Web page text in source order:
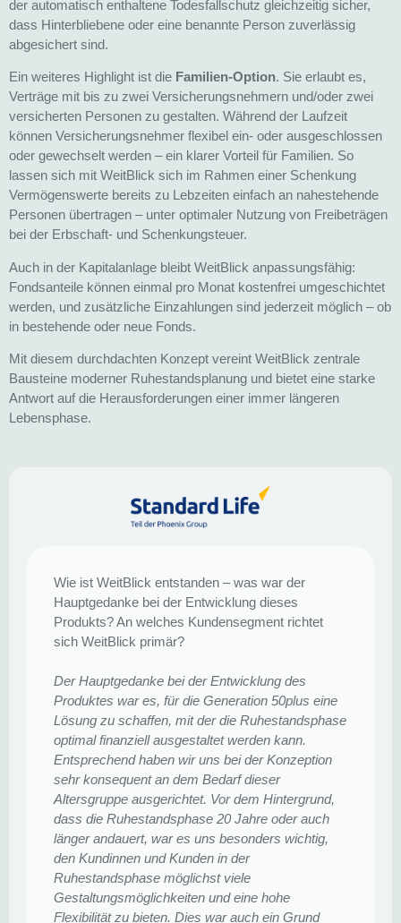
der automatisch enthaltene Todesfallschutz gleichzeitig sicher,
dass Hinterbliebene oder eine benannte Person zuverlässig
abgesichert sind.
Ein weiteres Highlight ist die Familien-Option. Sie erlaubt es,
Verträge mit bis zu zwei Versicherungsnehmern und/oder zwei
versicherten Personen zu gestalten. Während der Laufzeit
können Versicherungsnehmer flexibel ein- oder ausgeschlossen
oder gewechselt werden – ein klarer Vorteil für Familien. So
lassen sich mit WeitBlick sich im Rahmen einer Schenkung
Vermögenswerte bereits zu Lebzeiten einfach an nahestehende
Personen übertragen – unter optimaler Nutzung von Freibeträgen
bei der Erbschaft- und Schenkungsteuer.
Auch in der Kapitalanlage bleibt WeitBlick anpassungsfähig:
Fondsanteile können einmal pro Monat kostenfrei umgeschichtet
werden, und zusätzliche Einzahlungen sind jederzeit möglich – ob
in bestehende oder neue Fonds.
Mit diesem durchdachten Konzept vereint WeitBlick zentrale
Bausteine moderner Ruhestandsplanung und bietet eine starke
Antwort auf die Herausforderungen einer immer längeren
Lebensphase.
Wie ist WeitBlick entstanden – was war der
Hauptgedanke bei der Entwicklung dieses
Produkts? An welches Kundensegment richtet
sich WeitBlick primär?
Der Hauptgedanke bei der Entwicklung des
Produktes war es, für die Generation 50plus eine
Lösung zu schaffen, mit der die Ruhestandsphase
optimal finanziell ausgestaltet werden kann.
Entsprechend haben wir uns bei der Konzeption
sehr konsequent an dem Bedarf dieser
Altersgruppe ausgerichtet. Vor dem Hintergrund,
dass die Ruhestandsphase 20 Jahre oder auch
länger andauert, war es uns besonders wichtig,
den Kundinnen und Kunden in der
Ruhestandsphase möglichst viele
Gestaltungsmöglichkeiten und eine hohe
Flexibilität zu bieten. Dies war auch ein Grund